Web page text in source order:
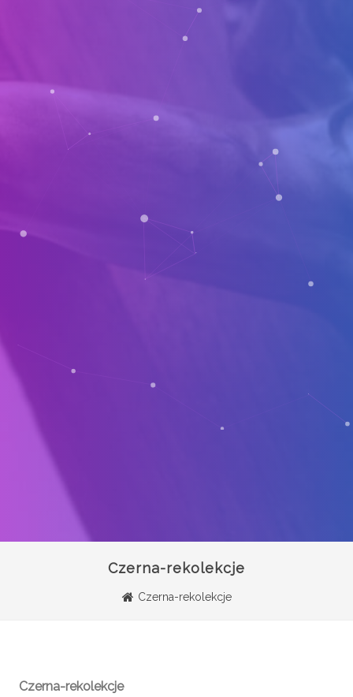
Czerna-rekolekcje
Czerna-rekolekcje
Czerna-rekolekcje